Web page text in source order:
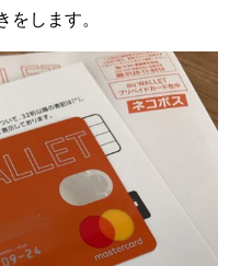
をします。